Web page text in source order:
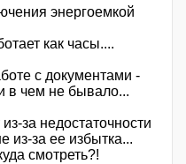
энергоемкой
как часы....
с документами -
в чем не бывало...
за недостаточности
из-за ее избытка...
смотреть?!